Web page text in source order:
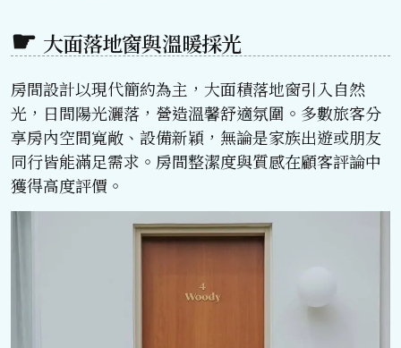
大面落地窗與溫暖採光
房間設計以現代簡約為主，大面積落地窗引入自然
光，日間陽光灑落，營造溫馨舒適氛圍。多數旅客分
享房內空間寬敞、設備新穎，無論是家族出遊或朋友
同行皆能滿足需求。房間整潔度與質感在顧客評論中
獲得高度評價。